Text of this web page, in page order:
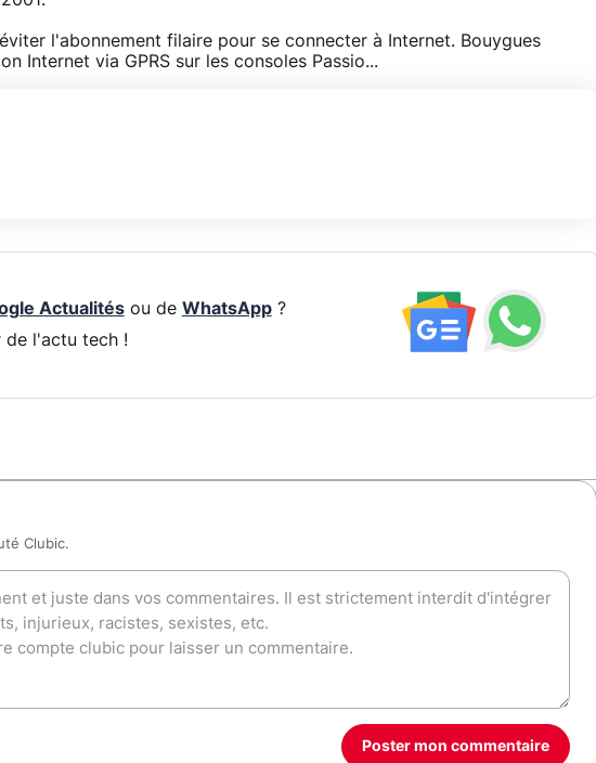
l'abonnement filaire pour se connecter à Internet. Bouygues
Internet via GPRS sur les consoles Passio...
Actualitésou de WhatsApp?
de l'actu tech !
Clubic.
Poster mon commentaire